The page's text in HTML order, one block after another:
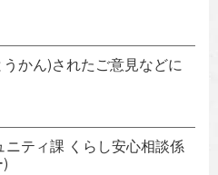
うかん)されたご意見などに
ニティ課 くらし安心相談係